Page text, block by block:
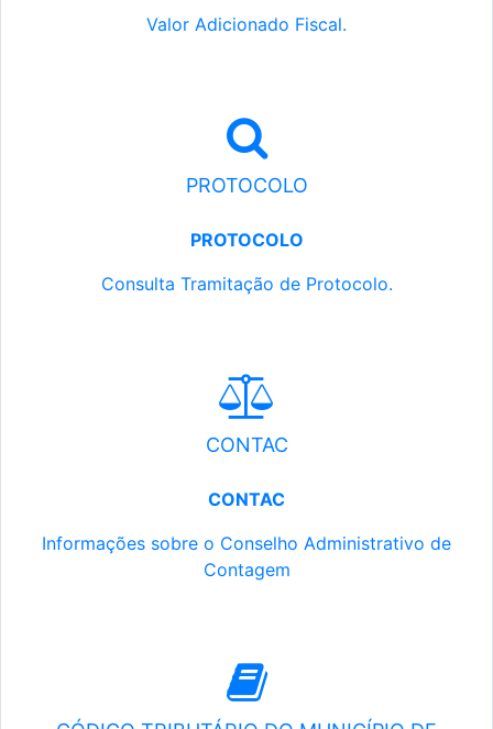
Valor Adicionado Fiscal.
PROTOCOLO
PROTOCOLO
Consulta Tramitação de Protocolo.
CONTAC
CONTAC
Informações sobre o Conselho Administrativo de
Contagem